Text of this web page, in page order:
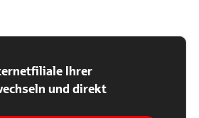
Ihrer
und direkt